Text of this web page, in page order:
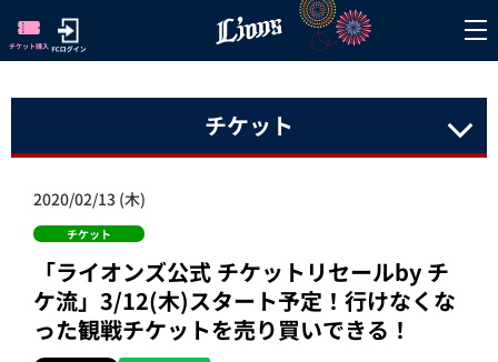
チケット
2020/02/13 (木)
チケット
「ライオンズ公式 チケットリセールby チ
ケ流」3/12(木)スタート予定！行けなくな
った観戦チケットを売り買いできる！